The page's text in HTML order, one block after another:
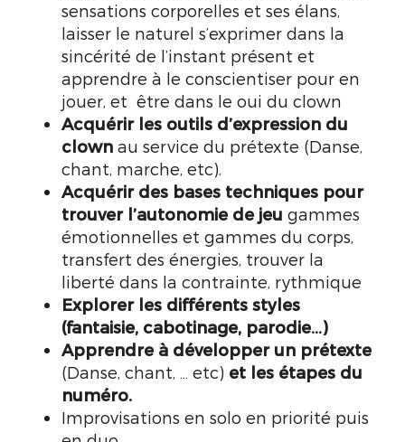
sensations corporelles et ses élans,
laisser le naturel s’exprimer dans la
sincérité de l’instant présent et
apprendre à le conscientiser pour en
jouer, et être dans le oui du clown
Acquérir les outils d’expression du
clown au service du prétexte (Danse,
chant, marche, etc).
Acquérir des bases techniques pour
trouver l’autonomie de jeu gammes
émotionnelles et gammes du corps,
transfert des énergies, trouver la
liberté dans la contrainte, rythmique
Explorer les différents styles
(fantaisie, cabotinage, parodie…)
Apprendre à développer un prétexte
(Danse, chant, … etc) et les étapes du
numéro.
Improvisations en solo en priorité puis